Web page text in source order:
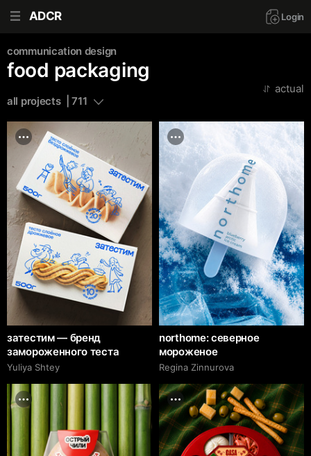
ADCR Login
communication design
food packaging
all projects  | 711
actual
затестим — бренд
замороженного теста
Yuliya Shtey
northome: северное
мороженое
Regina Zinnurova